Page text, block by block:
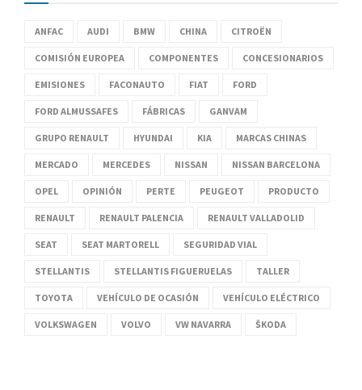
ANFAC AUDI BMW CHINA CITROËN
COMISIÓN EUROPEA COMPONENTES CONCESIONARIOS
EMISIONES FACONAUTO FIAT FORD
FORD ALMUSSAFES FÁBRICAS GANVAM
GRUPO RENAULT HYUNDAI KIA MARCAS CHINAS
MERCADO MERCEDES NISSAN NISSAN BARCELONA
OPEL OPINIÓN PERTE PEUGEOT PRODUCTO
RENAULT RENAULT PALENCIA RENAULT VALLADOLID
SEAT SEAT MARTORELL SEGURIDAD VIAL
STELLANTIS STELLANTIS FIGUERUELAS TALLER
TOYOTA VEHÍCULO DE OCASIÓN VEHÍCULO ELÉCTRICO
VOLKSWAGEN VOLVO VW NAVARRA ŠKODA